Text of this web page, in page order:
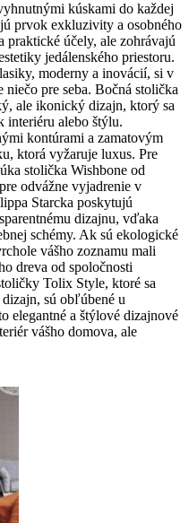
kúskami do každej
prvok exkluzivity a osobného
praktické účely, ale zohrávajú
jedálenského priestoru.
moderny a inovácií, si v
pre seba. Bočná stolička
ale ikonický dizajn, ktorý sa
interiéru alebo štýlu.
kontúrami a zamatovým
ktorá vyžaruje luxus. Pre
stolička Wishbone od
odvážne vyjadrenie v
Starcka poskytujú
dizajnu, vďaka
schémy. Ak sú ekologické
vášho zoznamu mali
dreva od spoločnosti
Tolix Style, ktoré sa
sú obľúbené u
elegantné a štýlové dizajnové
vášho domova, ale